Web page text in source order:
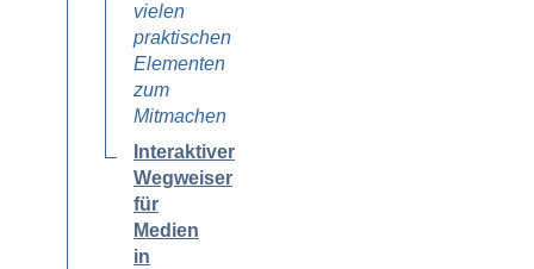
vielen
praktischen
Elementen
zum
Mitmachen
Interaktiver
Wegweiser
für
Medien
in